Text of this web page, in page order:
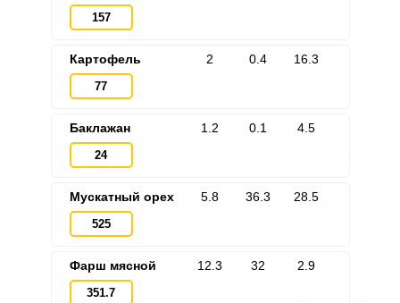
157
Картофель
77
2 0.4 16.3
Баклажан
24
1.2 0.1 4.5
Мускатный орех
525
5.8 36.3 28.5
Фарш мясной
351.7
12.3 32 2.9
ВХОД
Забыли пароль?